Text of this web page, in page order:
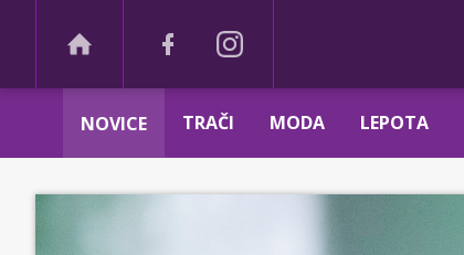
NOVICE TRAČI MODA LEPOTA